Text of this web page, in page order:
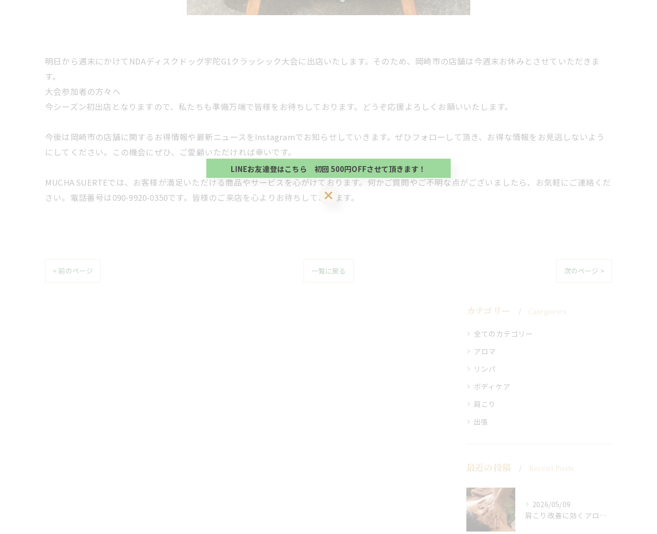
明日から週末にかけてNDAディスクドッグ宇陀G1クラッシック大会に出店いたします。そのため、岡崎市の店舗は今週末お休みとさせていただきま
す。
大会参加者の方々へ
今シーズン初出店となりますので、私たちも準備万端で皆様をお待ちしております。どうぞ応援よろしくお願いいたします。
今後は岡崎市の店舗に関するお得情報や最新ニュースをInstagramでお知らせしていきます。ぜひフォローして頂き、お得な情報をお見逃しないよう
にしてください。この機会にぜひ、ご愛顧いただければ幸いです。
MUCHA SUERTEでは、お客様が満足いただける商品やサービスを心がけております。何かご質問やご不明な点がございましたら、お気軽にご連絡くだ
さい。電話番号は090-9920-0350です。皆様のご来店を心よりお待ちしております。
< 前のページ 一覧に戻る 次のページ >
カテゴリー Categories
全てのカテゴリー
アロマ
リンパ
ボディケア
肩こり
出張
最近の投稿 Recent Posts
2026/05/09
肩こり改善に効くアロマリンパの手技と効果
当サロンの公式LINE@にお友達登録頂いたお客様は
初回 500円OFFさせて頂きます。 既に 追加済の
方、不必要な方 お手数ですが、✖印でお閉じ下さい。
LINEお友達登はこちら 初回 500円OFFさせて頂きます！
初回 500円OFFさせて頂きます。 既に 追加済の
方、不必要な方 お手数ですが、✖印でお閉じ下さい。
LINEお友達登はこちら 初回 500円OFFさせて頂きます！